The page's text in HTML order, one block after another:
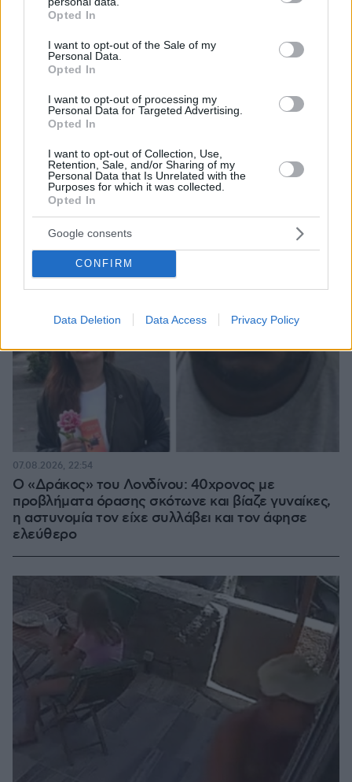
grant or deny consent to Google and its third-party tags to
use your data for below specified purposes in below Google
consent section.
Opted In
I want to opt-out of the Sale of my
Personal Data.
Opted In
I want to opt-out of processing my
Personal Data for Targeted Advertising.
Opted In
I want to opt-out of Collection, Use,
Retention, Sale, and/or Sharing of my
Personal Data that Is Unrelated with the
Purposes for which it was collected.
Opted In
Google consents
CONFIRM
Data Deletion Data Access Privacy Policy
ΤΑ ΠΙΟ ΔΗΜΟΦΙΛΗ
Ο «Δράκος» του Λονδίνου: 40χρονος με
προβλήματα όρασης σκότωνε και βίαζε γυναίκες,
η αστυνομία τον είχε συλλάβει και τον άφησε
ελεύθερο
07.08.2026, 22:54